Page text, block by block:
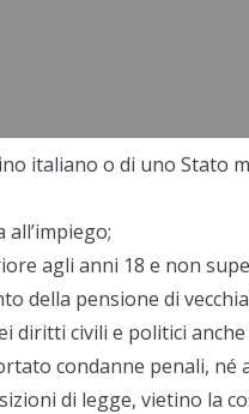
italiano o di uno Stato
all’impiego;
agli anni 18 e non
della pensione di
diritti civili e politici
condanne penali, né
di legge, vietino la